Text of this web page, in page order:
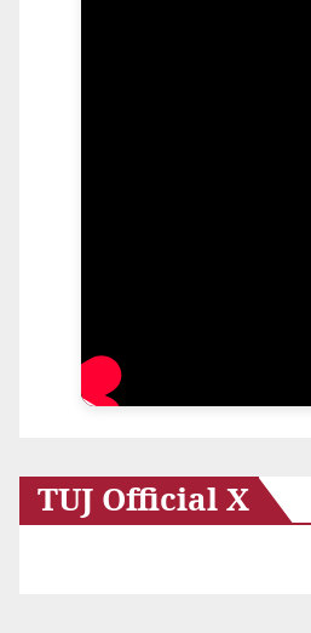
TUJ Official X